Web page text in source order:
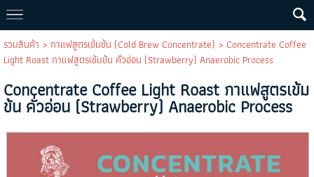
รวมสินค้า >กาแฟสูตรเข้มข้น (Cold Brew Concentrate) > Concentrate Coffee
Light Roast กาแฟสูตรเข้มข้น คั่วอ่อน (Strawberry) Anaerobic Process
Concentrate Coffee Light Roast กาแฟสูตรเข้ม
ข้น คั่วอ่อน (Strawberry) Anaerobic Process